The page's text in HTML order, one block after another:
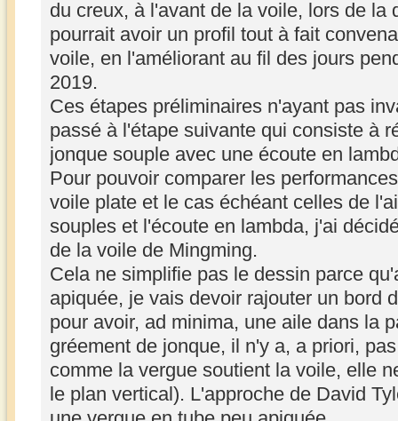
du creux, à l'avant de la voile, lors de la
pourrait avoir un profil tout à fait
voile, en l'améliorant au fil des jours
2019.
Ces étapes préliminaires n'ayant pas
passé à l'étape suivante qui consiste à
jonque souple avec une écoute en
Pour pouvoir comparer les
voile plate et le cas échéant celles de
souples et l'écoute en lambda, j'ai
de la voile de Mingming.
Cela ne simplifie pas le dessin parce
apiquée, je vais devoir rajouter un bord
pour avoir, ad minima, une aile dans la
gréement de jonque, il n'y a, a priori,
comme la vergue soutient la voile, elle
le plan vertical). L'approche de David